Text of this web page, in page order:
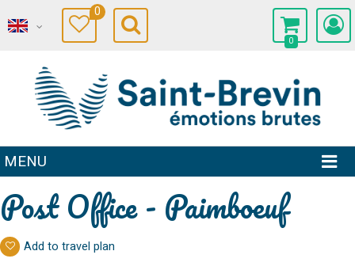
0
0
MENU
Post Office - Paimboeuf
Add to travel plan